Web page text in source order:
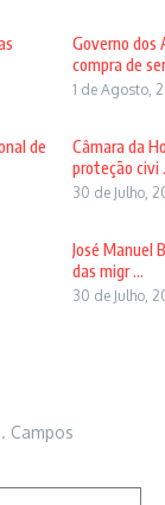
Governo dos
compra de
1 de Agosto,
de
Câmara da
proteção civi
30 de Julho,
José Manuel
das migr ...
30 de Julho,
Campos